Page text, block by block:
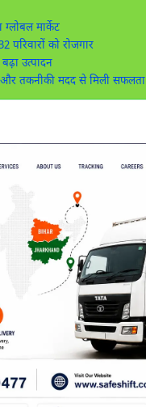
मार्केट
को रोजगार
उत्पादन
तकनीकी मदद से मिली सफलता